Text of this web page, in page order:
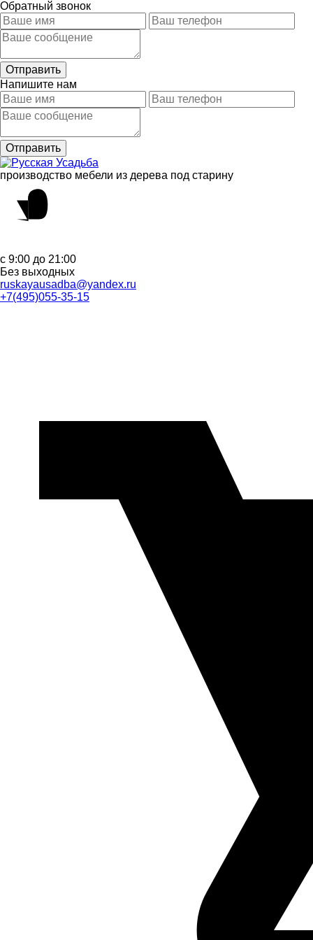
Обратный звонок
Напишите нам
производство мебели из дерева под старину
с 9:00 до 21:00
Без выходных
ruskayausadba@yandex.ru
+7(495)055-35-15